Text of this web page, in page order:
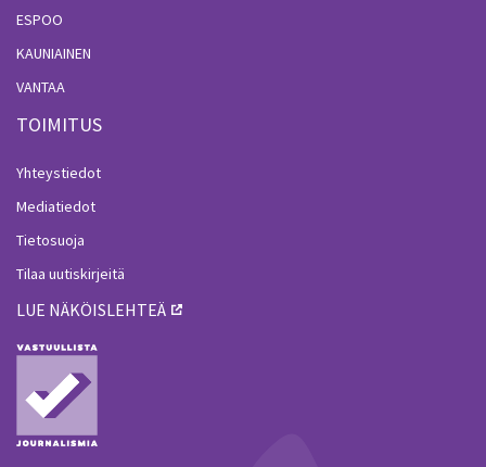
ESPOO
KAUNIAINEN
VANTAA
TOIMITUS
Yhteystiedot
Mediatiedot
Tietosuoja
Tilaa uutiskirjeitä
LUE NÄKÖISLEHTEÄ